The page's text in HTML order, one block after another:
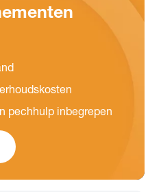
pechhulp inbegrepen